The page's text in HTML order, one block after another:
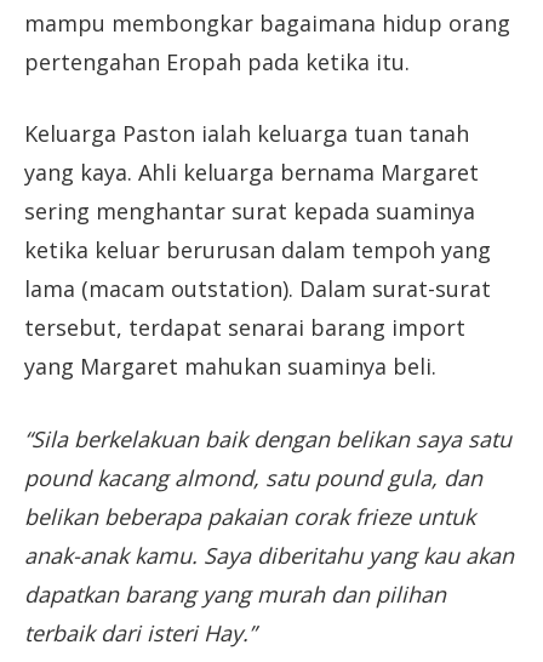
mampu membongkar bagaimana hidup orang
pertengahan Eropah pada ketika itu.
Keluarga Paston ialah keluarga tuan tanah
yang kaya. Ahli keluarga bernama Margaret
sering menghantar surat kepada suaminya
ketika keluar berurusan dalam tempoh yang
lama (macam outstation). Dalam surat-surat
tersebut, terdapat senarai barang import
yang Margaret mahukan suaminya beli.
“Sila berkelakuan baik dengan belikan saya satu
pound kacang almond, satu pound gula, dan
belikan beberapa pakaian corak frieze untuk
anak-anak kamu. Saya diberitahu yang kau akan
dapatkan barang yang murah dan pilihan
terbaik dari isteri Hay.”